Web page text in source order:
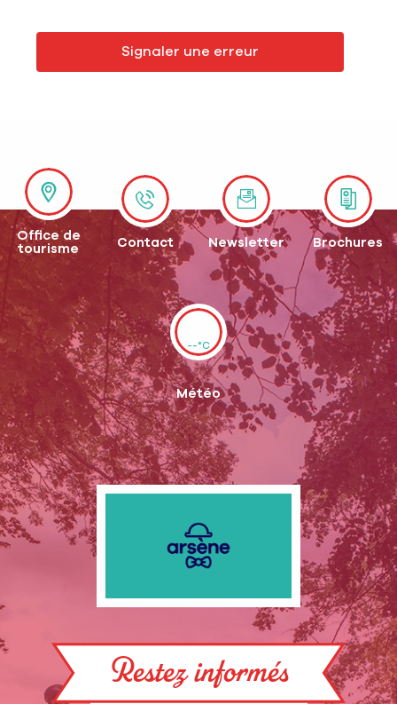
Signaler une erreur
Office de
tourisme
Contact Newsletter Brochures
--°C
Météo
Restez informés